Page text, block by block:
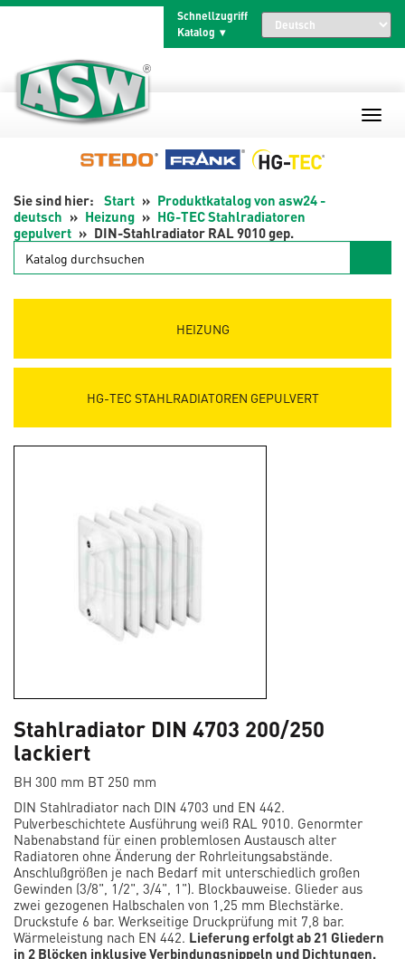
Schnellzugriff
Katalog
Start
Produktkatalog von asw24 -
deutsch
Heizung
HG-TEC Stahlradiatoren
gepulvert
DIN-Stahlradiator RAL 9010 gep.
Katalog
durchsuchen
HEIZUNG
HG-TEC STAHLRADIATOREN GEPULVERT
Stahlradiator DIN 4703 200/250
lackiert
BH 300 mm BT 250 mm
DIN Stahlradiator nach DIN 4703 und EN 442.
Pulverbeschichtete Ausführung weiß RAL 9010. Genormter
Nabenabstand für einen problemlosen Austausch alter
Radiatoren ohne Änderung der Rohrleitungsabstände.
Anschlußgrößen je nach Bedarf mit unterschiedlich großen
Gewinden (3/8", 1/2", 3/4", 1"). Blockbauweise. Glieder aus
zwei gezogenen Halbschalen von 1,25 mm Blechstärke.
Druckstufe 6 bar. Werkseitige Druckprüfung mit 7,8 bar.
Wärmeleistung nach EN 442. Lieferung erfolgt ab 21 Gliedern
in 2 Blöcken inklusive Verbindungsnippeln und Dichtungen.